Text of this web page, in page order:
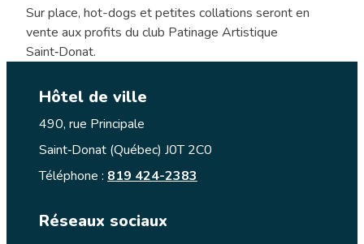
Sur place, hot-dogs et petites collations seront en
vente aux profits du club Patinage Artistique
Saint‑Donat.
Hôtel de ville
490, rue Principale
Saint‑Donat (Québec) J0T 2C0
Téléphone : 819 424-2383
Réseaux sociaux